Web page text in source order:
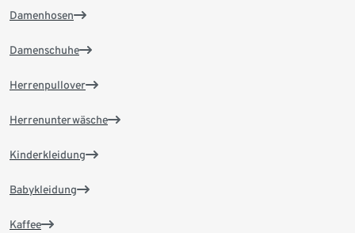
Damenhosen
Damenschuhe
Herrenpullover
Herrenunterwäsche
Kinderkleidung
Babykleidung
Kaffee